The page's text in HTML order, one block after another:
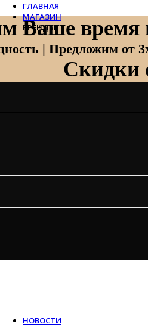
Ваше время
| Предложим от
Скидки
ГЛАВНАЯ
МАГАЗИН
БРЕНДЫ
Zehnder
Zehnder Charleston
Loten
Mitsubishi Electric
Systemair
НОВОСТИ